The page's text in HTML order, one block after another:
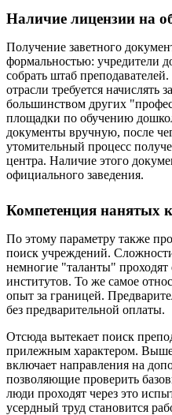
Наличие лицензии на
Получение заветного
формальностью: учредители
собрать штаб
отрасли требуется начислять
большинством других
площадки по обучению
документы вручную, после
утомительный процесс
центра. Наличие этого
официального заведения.
Компетенция нанятых
По этому параметру также
поиск учреждений.
немногие "таланты"
институтов. То же самое
опыт за границей.
без предварительной оплаты.
Отсюда вытекает поиск
прилежным характером.
включает направления на
позволяющие проверить
люди проходят через это
усердный труд становится